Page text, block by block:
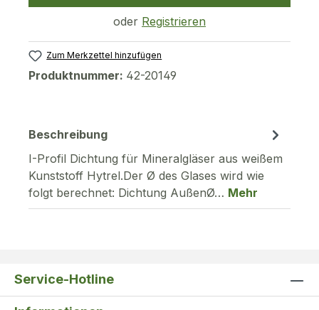
oder Registrieren
Zum Merkzettel hinzufügen
Produktnummer: 42-20149
Beschreibung
I-Profil Dichtung für Mineralgläser aus weißem
Kunststoff Hytrel.Der Ø des Glases wird wie
folgt berechnet: Dichtung AußenØ… Mehr
Service-Hotline